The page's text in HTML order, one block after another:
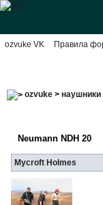
ozvuke VK Правила
ozvuke> наушники
Neumann NDH 20
Mycroft Holmes